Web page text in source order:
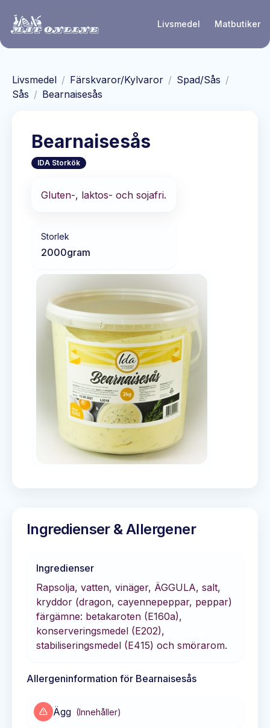
Livsmedel Matbutiker
Livsmedel / Färskvaror/Kylvaror / Spad/Sås /
Sås / Bearnaisesås
Bearnaisesås
IDA Storkök
Gluten-, laktos- och sojafri.
Storlek
2000gram
Ingredienser & Allergener
Ingredienser
Rapsolja, vatten, vinäger, ÄGGULA, salt,
kryddor (dragon, cayennepeppar, peppar)
färgämne: betakaroten (E160a),
konserveringsmedel (E202),
stabiliseringsmedel (E415) och smörarom.
Allergeninformation för Bearnaisesås
Ägg (Innehåller)